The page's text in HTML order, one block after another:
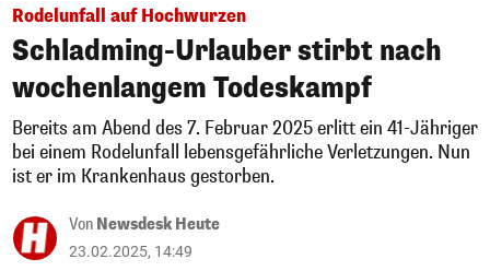
Rodelunfall auf Hochwurzen
Schladming-Urlauber stirbt nach
wochenlangem Todeskampf
Bereits am Abend des 7. Februar 2025 erlitt ein 41-Jähriger
bei einem Rodelunfall lebensgefährliche Verletzungen. Nun
ist er im Krankenhaus gestorben.
Von Newsdesk Heute
23.02.2025, 14:49